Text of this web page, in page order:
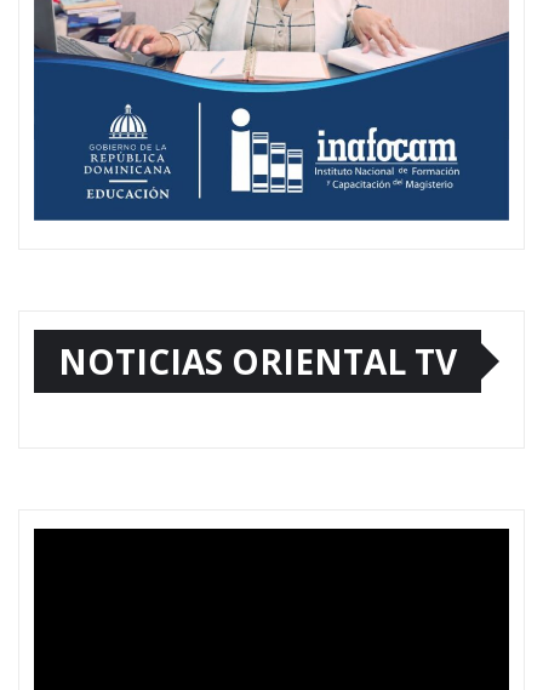
NOTICIAS ORIENTAL TV